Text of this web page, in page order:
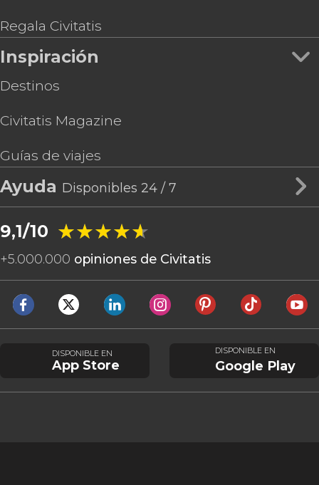
Regala Civitatis
Inspiración
Destinos
Civitatis Magazine
Guías de viajes
Ayuda Disponibles 24 / 7
9,1/10 ★★★★★
★★★★★
+5.000.000 opiniones de Civitatis
DISPONIBLE EN
App Store
DISPONIBLE EN
Google Play